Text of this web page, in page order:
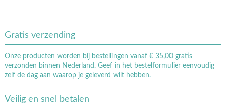
Gratis verzending
Onze producten worden bij bestellingen vanaf € 35,00 gratis
verzonden binnen Nederland. Geef in het bestelformulier eenvoudig
zelf de dag aan waarop je geleverd wilt hebben.
Veilig en snel betalen